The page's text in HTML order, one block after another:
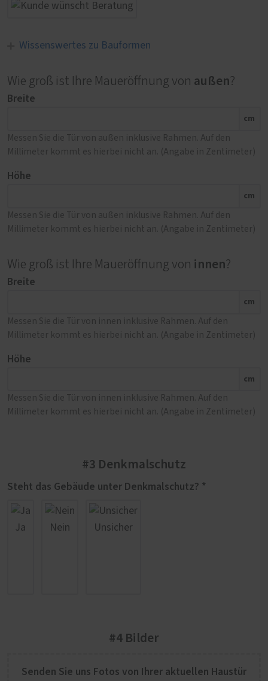
Wissenswertes zu Bauformen
Wie groß ist Ihre Maueröffnung von außen?
Breite
cm
Messen Sie die Tür von außen inklusive Rahmen. Auf den
Millimeter kommt es hierbei nicht an. (Angabe in Zentimeter)
Höhe
cm
Messen Sie die Tür von außen inklusive Rahmen. Auf den
Millimeter kommt es hierbei nicht an. (Angabe in Zentimeter)
Wie groß ist Ihre Maueröffnung von innen?
Breite
cm
Messen Sie die Tür von innen inklusive Rahmen. Auf den
Millimeter kommt es hierbei nicht an. (Angabe in Zentimeter)
Höhe
cm
Messen Sie die Tür von innen inklusive Rahmen. Auf den
Millimeter kommt es hierbei nicht an. (Angabe in Zentimeter)
#3 Denkmalschutz
Steht das Gebäude unter Denkmalschutz? *
Ja Nein Unsicher
#4 Bilder
Senden Sie uns Fotos von Ihrer aktuellen Haustür